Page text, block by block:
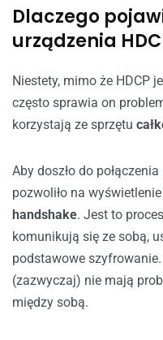
Dlaczego
urządzenia
Niestety, mimo że HDCP
często sprawia on
korzystają ze sprzętu
Aby doszło do
pozwoliło na
handshake. Jest to
komunikują się ze sobą,
podstawowe
(zazwyczaj) nie mają
między sobą.